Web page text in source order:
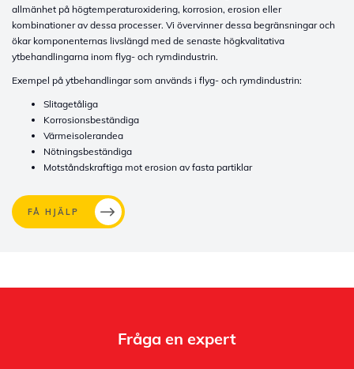
allmänhet på högtemperaturoxidering, korrosion, erosion eller
kombinationer av dessa processer. Vi övervinner dessa begränsningar och
ökar komponenternas livslängd med de senaste högkvalitativa
ytbehandlingarna inom flyg- och rymdindustrin.
Exempel på ytbehandlingar som används i flyg- och rymdindustrin:
Slitagetåliga
Korrosionsbeständiga
Värmeisolerandea
Nötningsbeständiga
Motståndskraftiga mot erosion av fasta partiklar
FÅ HJÄLP
Fråga en expert